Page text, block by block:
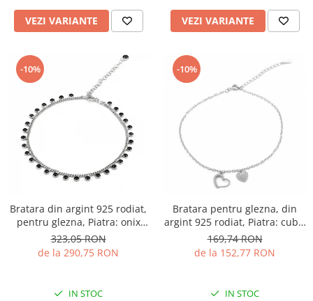
VEZI VARIANTE VEZI VARIANTE
-10%
Bratara din argint 925 rodiat,
pentru glezna, Piatra: onix
fatetat, Sonis Silver
323,05 RON
de la 290,75 RON
IN STOC
-10%
Bratara pentru glezna, din
argint 925 rodiat, Piatra: cubic
zirconia, Culoare:
transparenta, Sonis Silver
169,74 RON
de la 152,77 RON
IN STOC